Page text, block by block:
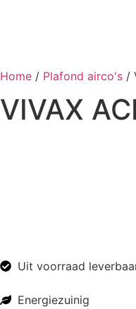
Home / Plafond airco's /
VIVAX
Uit voorraad
Energiezuinig